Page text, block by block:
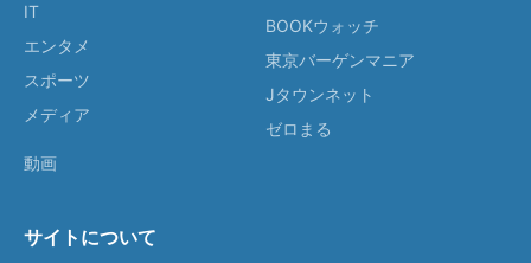
IT
エンタメ
スポーツ
メディア
動画
BOOKウォッチ
東京バーゲンマニア
Jタウンネット
ゼロまる
サイトについて